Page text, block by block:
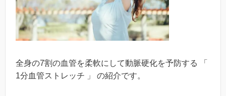
全身の7割の血管を柔軟にして動脈硬化を予防する 「
1分血管ストレッチ 」 の紹介です。